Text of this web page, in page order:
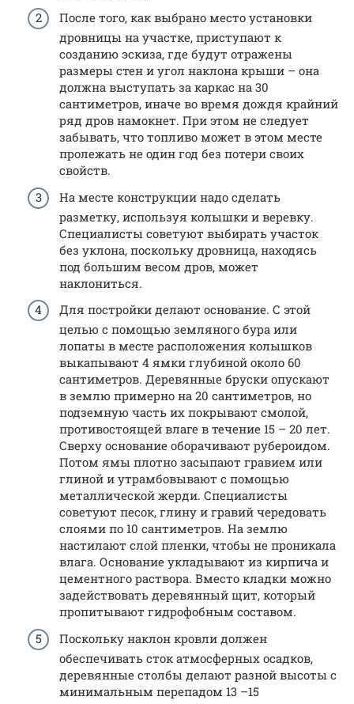
После того, как выбрано место установки
дровницы на участке, приступают к
созданию эскиза, где будут отражены
размеры стен и угол наклона крыши – она
должна выступать за каркас на 30
сантиметров, иначе во время дождя крайний
ряд дров намокнет. При этом не следует
забывать, что топливо может в этом месте
пролежать не один год без потери своих
свойств.
На месте конструкции надо сделать
разметку, используя колышки и веревку.
Специалисты советуют выбирать участок
без уклона, поскольку дровница, находясь
под большим весом дров, может
наклониться.
Для постройки делают основание. С этой
целью с помощью земляного бура или
лопаты в месте расположения колышков
выкапывают 4 ямки глубиной около 60
сантиметров. Деревянные бруски опускают
в землю примерно на 20 сантиметров, но
подземную часть их покрывают смолой,
противостоящей влаге в течение 15 – 20 лет.
Сверху основание оборачивают рубероидом.
Потом ямы плотно засыпают гравием или
глиной и утрамбовывают с помощью
металлической жерди. Специалисты
советуют песок, глину и гравий чередовать
слоями по 10 сантиметров. На землю
настилают слой пленки, чтобы не проникала
влага. Основание укладывают из кирпича и
цементного раствора. Вместо кладки можно
задействовать деревянный щит, который
пропитывают гидрофобным составом.
Поскольку наклон кровли должен
обеспечивать сток атмосферных осадков,
деревянные столбы делают разной высоты с
минимальным перепадом 13 –15